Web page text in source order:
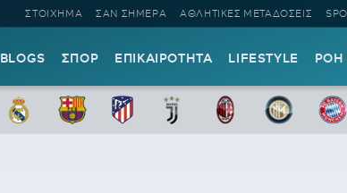
ΣΤΟΙΧΗΜΑ ΣΑΝ ΣΗΜΕΡΑ ΑΘΛΗΤΙΚΕΣ ΜΕΤΑΔΟΣΕΙΣ
BLOGS ΣΠΟΡ ΕΠΙΚΑΙΡΟΤΗΤΑ LIFESTYLE ΡΟΗ